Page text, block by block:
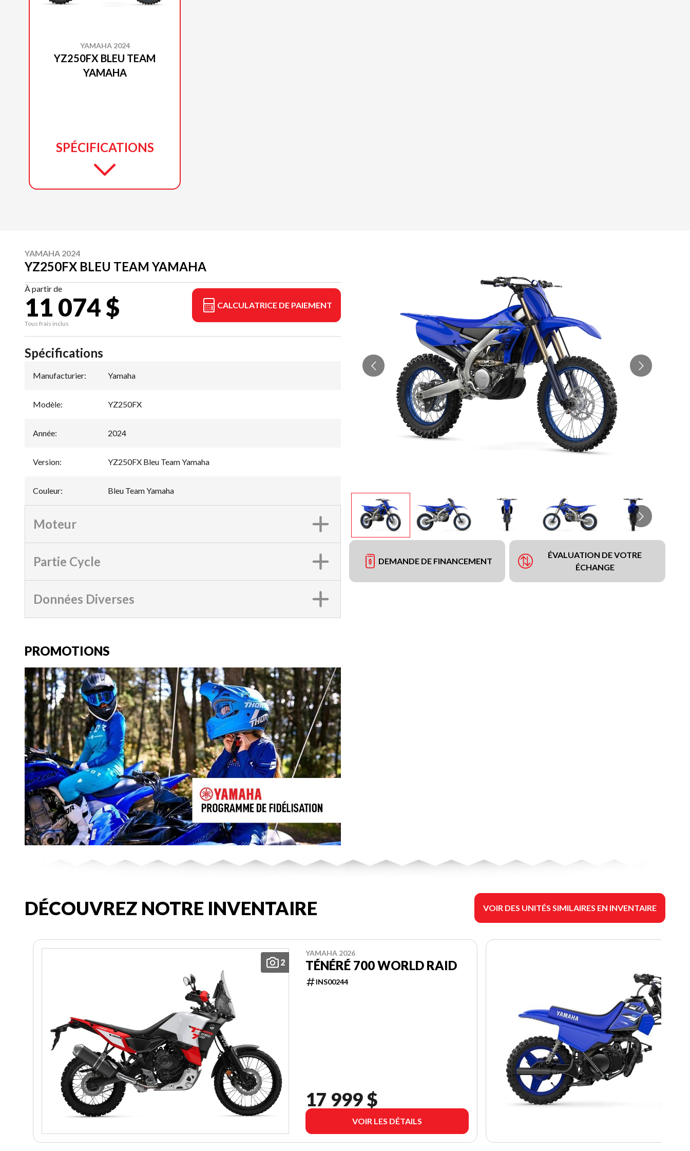
YAMAHA 2024
YZ250FX BLEU TEAM
YAMAHA
SPÉCIFICATIONS
YAMAHA 2024
YZ250FX BLEU TEAM YAMAHA
À partir de
11 074 $
Tous frais inclus
CALCULATRICE DE PAIEMENT
DEMANDE DE FINANCEMENT
ÉVALUATION DE VOTRE
ÉCHANGE
Spécifications
Manufacturier: Yamaha
Modèle: YZ250FX
Année: 2024
Version: YZ250FX Bleu Team Yamaha
Couleur: Bleu Team Yamaha
Moteur
Partie Cycle
Données Diverses
PROMOTIONS
DÉCOUVREZ NOTRE INVENTAIRE VOIR DES UNITÉS SIMILAIRES EN INVENTAIRE
2
YAMAHA 2026
TÉNÉRÉ 700 WORLD RAID
INS00244
17 999 $
VOIR LES DÉTAILS